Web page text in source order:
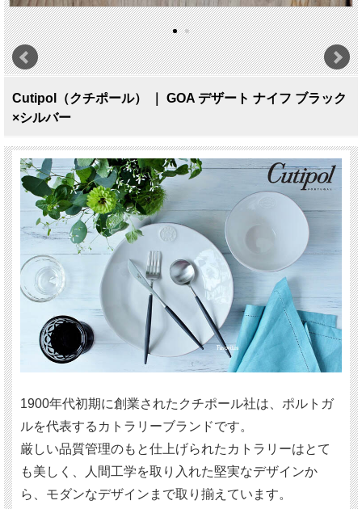
Cutipol（クチポール） ｜ GOA デザート ナイフ ブラック
×シルバー
1900年代初期に創業されたクチポール社は、ポルトガ
ルを代表するカトラリーブランドです。
厳しい品質管理のもと仕上げられたカトラリーはとて
も美しく、人間工学を取り入れた堅実なデザインか
ら、モダンなデザインまで取り揃えています。